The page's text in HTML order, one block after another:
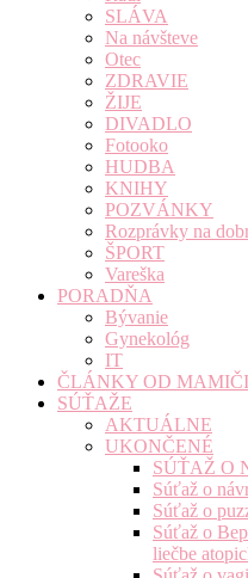
SLÁVA
Na návšteve
Otec
ZDRAVIE
ŽIJE
DIVADLO
Fotooko
HUDBA
KNIHY
POZVÁNKY
Rozprávky na
ŠPORT
Vareška
PORADŇA
Bývanie
Gynekológ
IT
ČLÁNKY OD
SÚŤAŽE
AKTUÁLNE
UKONČENÉ
SÚŤAŽ O
Súťaž o
Súťaž o
Súťaž o
liečbe